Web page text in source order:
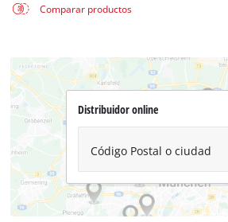
Comparar productos
Distribuidor online
Código Postal o ciudad